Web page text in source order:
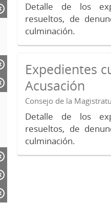
Detalle de los
resueltos, de
culminación.
Expedientes
Acusación
Consejo de la
Detalle de los
resueltos, de
culminación.